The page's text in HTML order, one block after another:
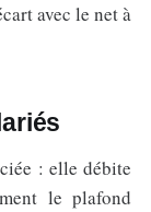
avec le net à
: elle débite
le plafond